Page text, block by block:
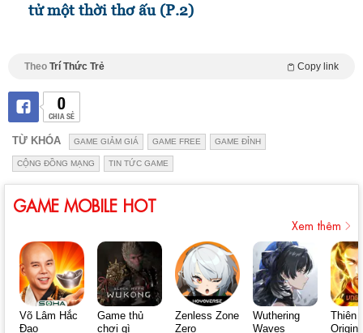
tử một thời thơ ấu (P.2)
Theo Trí Thức Trẻ Copy link
0
CHIA SẺ
TỪ KHÓA GAME GIẢM GIÁ GAME FREE GAME ĐỈNH
CỘNG ĐỒNG MẠNG TIN TỨC GAME
GAME MOBILE HOT
Xem thêm
Võ Lâm Hắc
Đạo
Game thủ
chơi gì
Zenless Zone
Zero
Wuthering
Waves
Thiên
Origin